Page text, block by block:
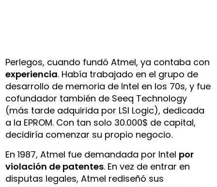
Perlegos, cuando fundó Atmel, ya contaba con
experiencia. Había trabajado en el grupo de
desarrollo de memoria de Intel en los 70s, y fue
cofundador también de Seeq Technology
(más tarde adquirida por LSI Logic), dedicada
a la EPROM. Con tan solo 30.000$ de capital,
decidiría comenzar su propio negocio.
En 1987, Atmel fue demandada por Intel por
violación de patentes. En vez de entrar en
disputas legales, Atmel rediseñó sus